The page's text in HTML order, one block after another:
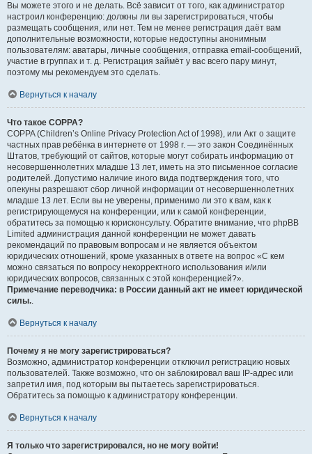
Вы можете этого и не делать. Всё зависит от того, как администратор
настроил конференцию: должны ли вы зарегистрироваться, чтобы
размещать сообщения, или нет. Тем не менее регистрация даёт вам
дополнительные возможности, которые недоступны анонимным
пользователям: аватары, личные сообщения, отправка email-сообщений,
участие в группах и т. д. Регистрация займёт у вас всего пару минут,
поэтому мы рекомендуем это сделать.
Вернуться к началу
Что такое COPPA?
COPPA (Children’s Online Privacy Protection Act of 1998), или Акт о защите
частных прав ребёнка в интернете от 1998 г. — это закон Соединённых
Штатов, требующий от сайтов, которые могут собирать информацию от
несовершеннолетних младше 13 лет, иметь на это письменное согласие
родителей. Допустимо наличие иного вида подтверждения того, что
опекуны разрешают сбор личной информации от несовершеннолетних
младше 13 лет. Если вы не уверены, применимо ли это к вам, как к
регистрирующемуся на конференции, или к самой конференции,
обратитесь за помощью к юрисконсульту. Обратите внимание, что phpBB
Limited администрация данной конференции не может давать
рекомендаций по правовым вопросам и не является объектом
юридических отношений, кроме указанных в ответе на вопрос «С кем
можно связаться по вопросу некорректного использования и/или
юридических вопросов, связанных с этой конференцией?».
Примечание переводчика: в России данный акт не имеет юридической
силы..
Вернуться к началу
Почему я не могу зарегистрироваться?
Возможно, администратор конференции отключил регистрацию новых
пользователей. Также возможно, что он заблокировал ваш IP-адрес или
запретил имя, под которым вы пытаетесь зарегистрироваться.
Обратитесь за помощью к администратору конференции.
Вернуться к началу
Я только что зарегистрировался, но не могу войти!